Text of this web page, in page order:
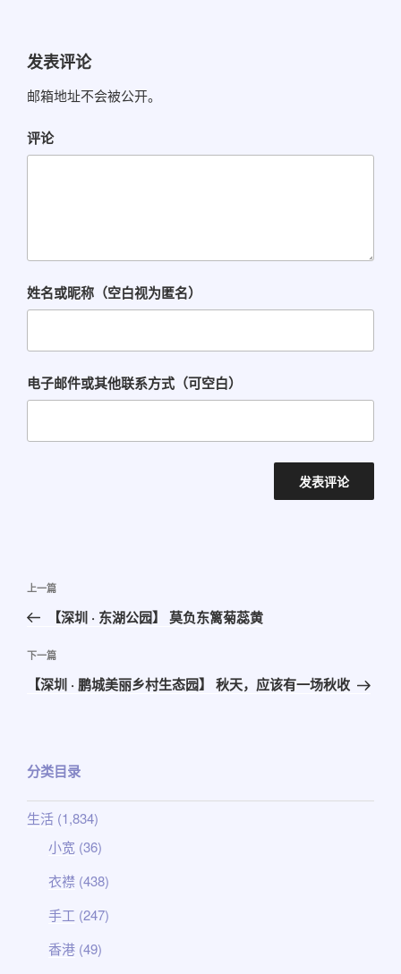
发表评论
邮箱地址不会被公开。
评论
姓名或昵称（空白视为匿名）
电子邮件或其他联系方式（可空白）
文
导
航
上
一
文
章
上一篇
【深圳 · 东湖公园】 莫负东篱菊蕊黄
下
一
下一篇
【深圳 · 鹏城美丽乡村生态园】 秋天，应该有一场秋收
分类目录
生活 (1,834)
小宽 (36)
衣襟 (438)
手工 (247)
香港 (49)